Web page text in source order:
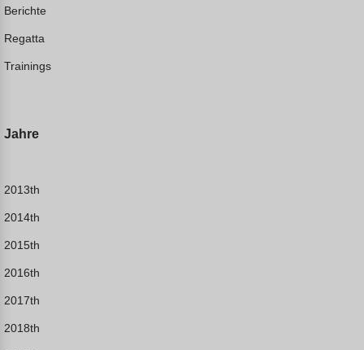
Berichte
Regatta
Trainings
Jahre
2013th
2014th
2015th
2016th
2017th
2018th